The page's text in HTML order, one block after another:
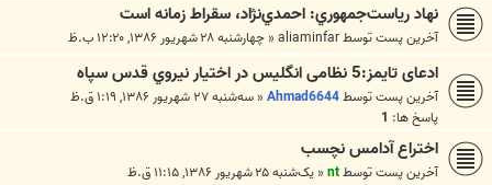
نهاد رياست‌جمهوري: احمدي‌نژاد، سقراط زمانه است
آخرین پست توسطaliaminfar
« چهارشنبه ۲۸ شهریور ۱۳۸۶, ۱۲:۲۰ ب.ظ
ادعای تایمز:5 نظامی انگلیس در اختیار نيروي قدس سپاه
آخرین پست توسطAhmad6644
« سه‌شنبه ۲۷ شهریور ۱۳۸۶, ۱:۱۹ ق.ظ
پاسخ ها: 1
اختراع آدامس نچسب
آخرین پست توسطnt
« یک‌شنبه ۲۵ شهریور ۱۳۸۶, ۱۱:۱۵ ق.ظ